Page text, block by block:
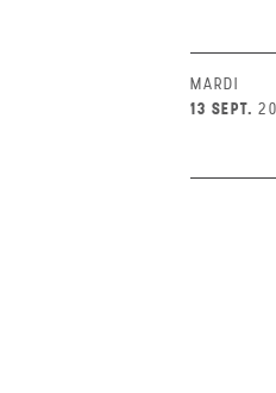
MARDI
13 SEPT.